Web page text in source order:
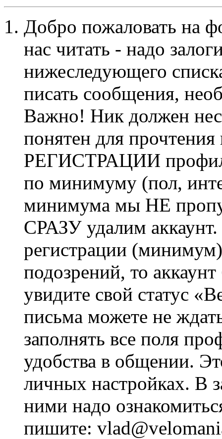
Добро пожаловать на
нас читать - надо
нижеследующего
писать сообщения,
Важно! Ник должен
понятен для
РЕГИСТРАЦИИ профиль
по минимуму (пол,
минимума мы НЕ
СРАЗУ удалим
регистрации
подозрений, то
увидите свой статус
письма можете не
заполнять все поля
удобства в общении.
личных настройках. В
ними надо
пишите: